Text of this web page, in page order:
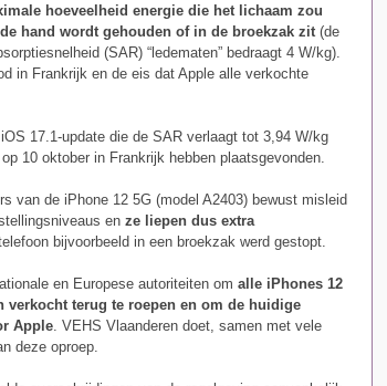
hoeveelheid energie die het lichaam zou
hand wordt gehouden of in de broekzak zit (de
(SAR) “ledematen” bedraagt 4 W/kg).
in Frankrijk en de eis dat Apple alle verkochte
17.1-update die de SAR verlaagt tot 3,94 W/kg
10 oktober in Frankrijk hebben plaatsgevonden.
van de iPhone 12 5G (model A2403) bewust misleid
enze liepen dus extra
bijvoorbeeld in een broekzak werd gestopt.
en Europese autoriteiten omalle iPhones 12
verkocht terug te roepen en om de huidige
Apple. VEHS Vlaanderen doet, samen met vele
deze oproep.